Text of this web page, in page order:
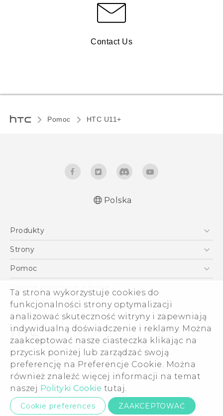
Ta strona wykorzystuje cookies do
funkcjonalności strony optymalizacji
analizować skuteczność witryny i zapewniają
indywidualną doświadczenie i reklamy. Można
zaakceptować nasze ciasteczka klikając na
przycisk poniżej lub zarządzać swoją
preferencję na Preferencje Cookie. Można
również znaleźć więcej informacji na temat
naszej Polityki Cookie tutaj.
Cookie preferences ZAAKCEPTOWAĆ
Contact Us
Pomoc HTC U11+‎
Polish - Wytyczne dotyczące bezpieczeństwa i
English - User manual
English - Safety and regulatory guide
Polska
Produkty
Smartfony
VIVE
Akcesoria
Strony
HTC Vive
Pomoc
Pomoc E-commerce
Ogólne informacje o firmie
ESG
Informacje o firmie
Dla inwestorów (angielski)
Cookie Preferences
Kariera
Security and Privacy Whitepaper
© 2011-2026 HTC Corporation
Warunki prawne
Kontakt ds. prywatności:Global-Privacy@htc.com